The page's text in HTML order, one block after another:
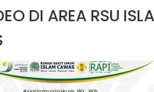
DI AREA RSU